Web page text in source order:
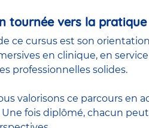
tournée vers la pratique
ce cursus est son
en clinique, en
professionnelles solides.
valorisons ce parcours en
fois diplômé, chacun